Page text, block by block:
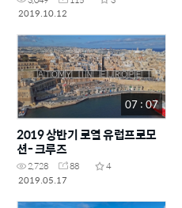
2019.10.12
07 : 07
2019 상반기 로열 유럽프로모
션- 크루즈
2,728 88
4
2019.05.17